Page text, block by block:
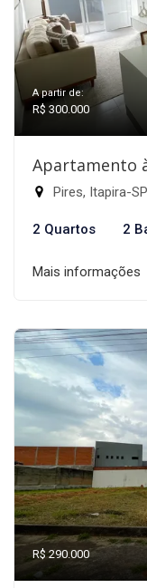
A partir de:
R$ 300.000
Apartamento
Pires, Itapira-SP
2 Quartos 2
Mais informações
R$ 290.000